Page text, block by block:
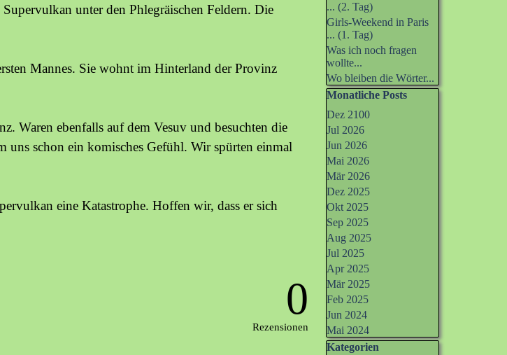
unter den Phlegräischen Feldern. Die
Mannes. Sie wohnt im Hinterland der Provinz
Waren ebenfalls auf dem Vesuv und besuchten die
uns schon ein komisches Gefühl. Wir spürten einmal
eine Katastrophe. Hoffen wir, dass er sich
0
Rezensionen
... (2. Tag)
Girls-Weekend in Paris
... (1. Tag)
Was ich noch fragen
wollte...
Wo bleiben die Wörter...
Block überspringen Monatliche
Monatliche Posts
Dez 2100
Jul 2026
Jun 2026
Mai 2026
Mär 2026
Dez 2025
Okt 2025
Sep 2025
Aug 2025
Jul 2025
Apr 2025
Mär 2025
Feb 2025
Jun 2024
Mai 2024
Block überspringen Kategorien
Kategorien